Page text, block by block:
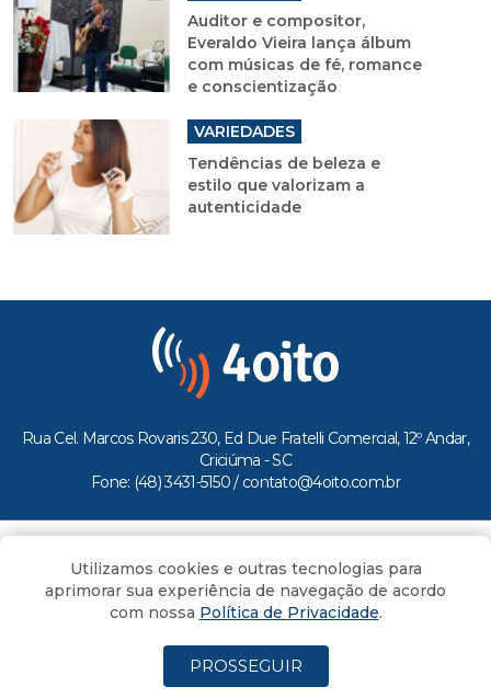
Auditor e compositor,
Everaldo Vieira lança álbum
com músicas de fé, romance
e conscientização
VARIEDADES
Tendências de beleza e
estilo que valorizam a
autenticidade
Rua Cel. Marcos Rovaris 230, Ed Due Fratelli Comercial, 12º Andar,
Criciúma - SC
Fone: (48) 3431-5150 / contato@4oito.com.br
Todos os direitos reservados ao Portal 4oito
Utilizamos cookies e outras tecnologias para
aprimorar sua experiência de navegação de acordo
com nossa Política de Privacidade.
PROSSEGUIR